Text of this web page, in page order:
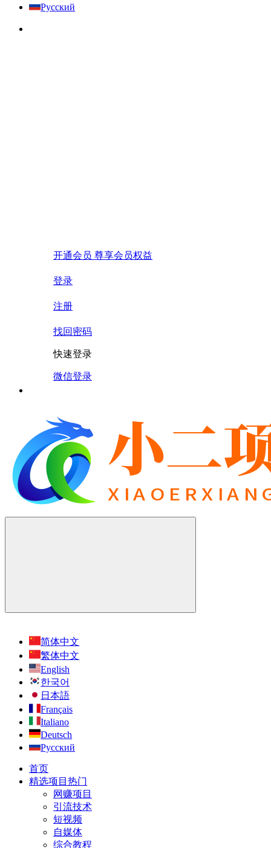
Русский
开通会员 尊享会员权益
登录
注册
找回密码
快速登录
微信登录
简体中文
繁体中文
English
한국어
日本語
Français
Italiano
Deutsch
Русский
首页
精选项目 热门
网赚项目
引流技术
短视频
自媒体
综合教程